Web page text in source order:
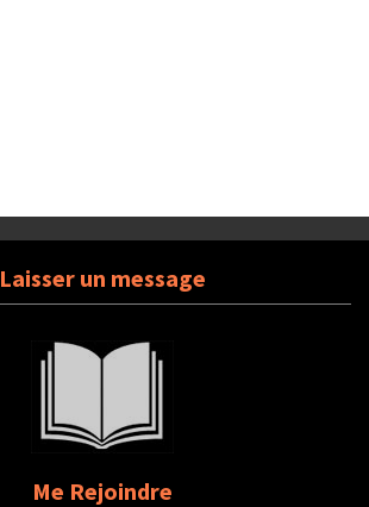
Laisser un message
Me Rejoindre